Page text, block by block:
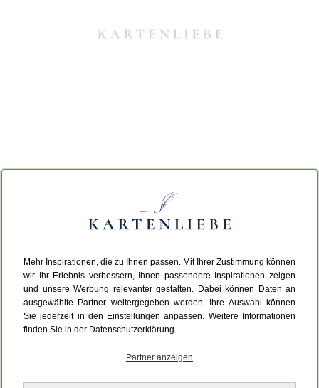
Mehr Inspirationen, die zu Ihnen passen. Mit Ihrer Zustimmung können
wir Ihr Erlebnis verbessern, Ihnen passendere Inspirationen zeigen
und unsere Werbung relevanter gestalten. Dabei können Daten an
ausgewählte Partner weitergegeben werden. Ihre Auswahl können
Sie jederzeit in den Einstellungen anpassen. Weitere Informationen
finden Sie in der Datenschutzerklärung.
Partner anzeigen
Da ist etwas schiefgelaufen.
Leider ist ein technischer Fehler aufgetreten.
Bitte laden Sie die Seite neu.